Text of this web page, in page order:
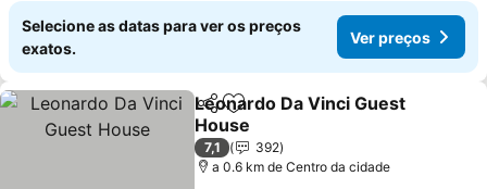
Selecione as datas para ver os preços
exatos.
Ver preços
PartilharAdicionar aos favoritos
Leonardo Da Vinci Guest
House
7,1
392
a 0.6 km de Centro da cidade